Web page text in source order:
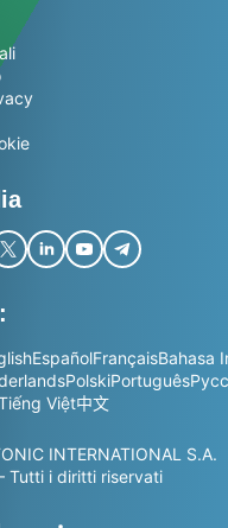
EspañolFrançaisBahasa
PolskiPortuguês
Việt中文
INTERNATIONAL S.A.
i diritti riservati